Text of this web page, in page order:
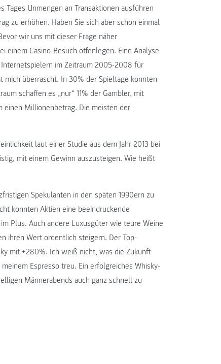
Tages Unmengen an Transaktionen ausführen
zu erhöhen. Haben Sie sich aber schon einmal
wir uns mit dieser Frage näher
einem Casino-Besuch offenlegen. Eine Analyse
im Zeitraum 2005-2008 für
mich überrascht. In 30% der Spieltage konnten
schaffen es „nur“ 11% der Gambler, mit
einen Millionenbetrag. Die meisten der
laut einer Studie aus dem Jahr 2013 bei
mit einem Gewinn auszusteigen. Wie heißt
Spekulanten in den späten 1990ern zu
konnten Aktien eine beeindruckende
Plus. Auch andere Luxusgüter wie teure Weine
ihren Wert ordentlich steigern. Der Top-
mit +280%. Ich weiß nicht, was die Zukunft
Espresso treu. Ein erfolgreiches Whisky-
Männerabends auch ganz schnell zu